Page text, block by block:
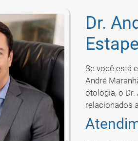
Dr.
Se você está
André
otologia, o
relacionados